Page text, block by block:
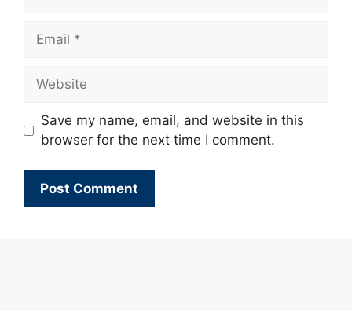
Email
Website
Save my name, email, and website in this
browser for the next time I comment.